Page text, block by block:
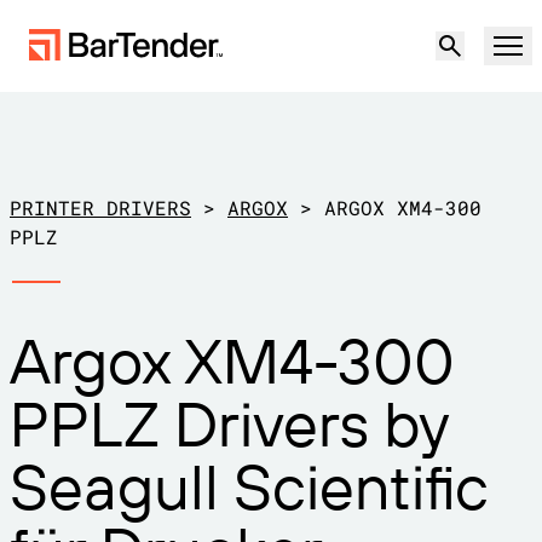
ETIKETTIERUNG, MARKIERUNG UND CODIERUNG
ETIKETTIERFUNKTIONEN
Gestalten
Lösungen
Produktion
Lager
Einzelhandel
Transport und Logistik
Druckertreiber herunterladen
Support-Pläne
Partner
Support
Support-Center
Kostenlos
Vertrieb
PRINTER DRIVERS > ARGOX > ARGOX XM4-300
PPLZ
Argox XM4-300
PPLZ Drivers by
Seagull Scientific